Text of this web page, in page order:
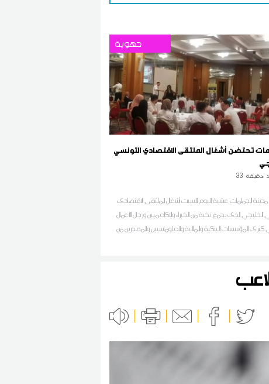
جهوية
تحتضن أشغال الملتقى الاقتصادي التونسي
دقيقة 33
الحمامات عشية اليوم السبت أشغال الملتقى الاقتصادي
الخليجي الذي يجمع نخبة من الخبراء والاكاديميين ورجال الأعمال
المؤسسات البنكية والمالية والدبلوماسيين والمصدرين من